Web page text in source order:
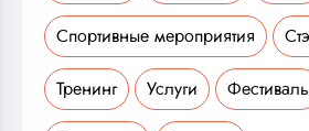
Спортивные мероприятия
Тренинг Услуги Фестиваль